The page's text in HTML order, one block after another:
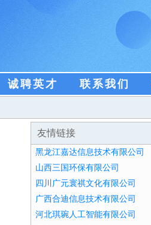
诚聘英才 联系我们
友情链接
黑龙江嘉达信息技术有限公司
山西三国环保有限公司
四川广元寰祺文化有限公司
广西合迪信息技术有限公司
河北琪琬人工智能有限公司